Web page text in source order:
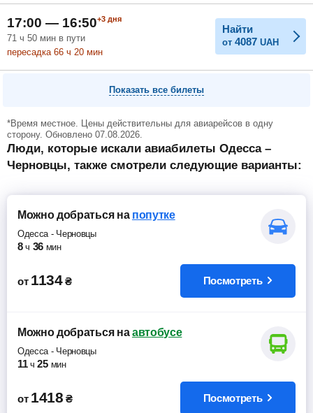
17:00 — 16:50+3 дня
71 ч 50 мин в пути
пересадка 66 ч 20 мин
Найти
от 4087 UAH
Показать все билеты
*Время местное. Цены действительны для авиарейсов в одну
сторону. Обновлено 07.08.2026.
Люди, которые искали авиабилеты Одесса –
Черновцы, также смотрели следующие варианты:
Можно добратьсяна попутке
Одесса - Черновцы
8 ч 36 мин
от 1134 ₴ Посмотреть
Можно добратьсяна автобусе
Одесса - Черновцы
11 ч 25 мин
от 1418 ₴ Посмотреть